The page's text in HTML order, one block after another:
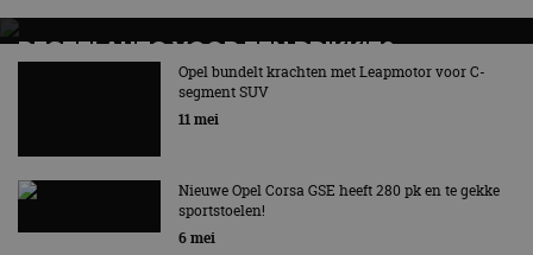
BESTELAUTO VOOR EEN PRIKKIE?
STELLANTIS KOMT MET SMART COMPACT
aangeboden
Opel bundelt krachten met Leapmotor voor C-
segment SUV
11 mei
Nieuwe Opel Corsa GSE heeft 280 pk en te gekke
sportstoelen!
6 mei